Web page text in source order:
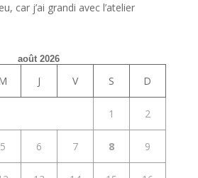
car j’ai grandi avec l’atelier
août 2026
J V S D
1 2
5 6 7 8 9